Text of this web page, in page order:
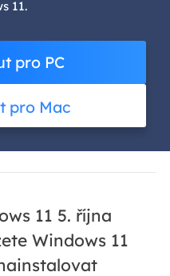
11.
pro PC
pro Mac
11 5. října
Windows 11